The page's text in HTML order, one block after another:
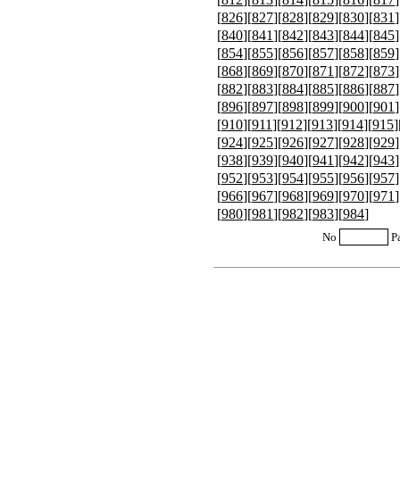
[826][827][828][829][830][831
[840][841][842][843][844][845
[854][855][856][857][858][859
[868][869][870][871][872][873
[882][883][884][885][886][887
[896][897][898][899][900][901
[910][911][912][913][914][915
[924][925][926][927][928][929
[938][939][940][941][942][943
[952][953][954][955][956][957
[966][967][968][969][970][971
[980][981][982][983][984]
No